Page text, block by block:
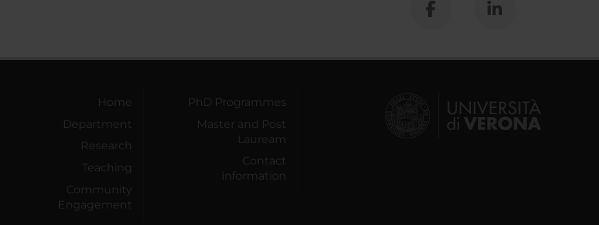
Home
Department
Research
Teaching
Community
Engagement
PhD Programmes
Master and Post
Lauream
Contact
information